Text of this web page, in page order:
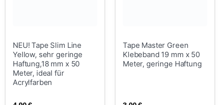
NEU! Tape Slim Line
Yellow, sehr geringe
Haftung,18 mm x 50
Meter, ideal für
Acrylfarben
Tape Master Green
Klebeband 19 mm x 50
Meter, geringe Haftung